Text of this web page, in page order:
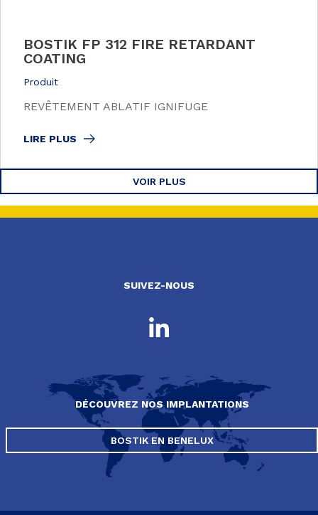
BOSTIK FP 312 FIRE RETARDANT
COATING
Produit
REVÊTEMENT ABLATIF IGNIFUGE
LIRE PLUS
VOIR PLUS
SUIVEZ-NOUS
DÉCOUVREZ NOS IMPLANTATIONS
BOSTIK EN BENELUX